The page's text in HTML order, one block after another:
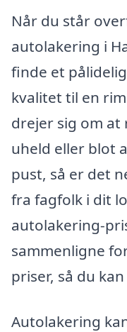
Når du står
autolakering i
finde et
kvalitet til en
drejer sig om at
uheld eller blot
pust, så er det
fra fagfolk i dit
autolakering-
sammenligne
priser, så du
Autolakering